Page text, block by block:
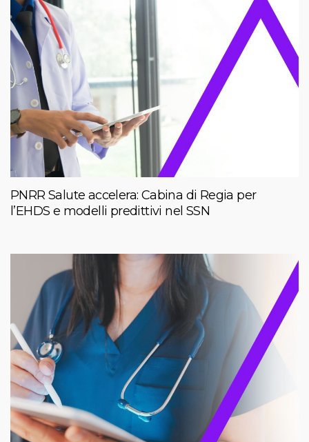
PNRR Salute accelera: Cabina di Regia per
l’EHDS e modelli predittivi nel SSN